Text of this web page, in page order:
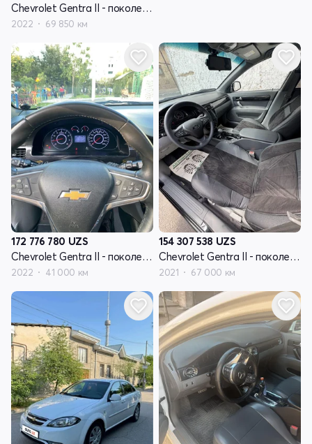
Chevrolet Gentra II - поколение
2022 69 850 км
172 776 780 UZS
Chevrolet Gentra II - поколение
2022 41 000 км
154 307 538 UZS
Chevrolet Gentra II - поколение
2021 67 000 км